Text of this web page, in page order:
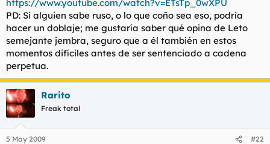
https://www.youtube.com/watch?v=ETsTp_0wXPU
PD: Si alguien sabe ruso, o lo que coño sea eso, podría
hacer un doblaje; me gustaría saber qué opina de Leto
semejante jembra, seguro que a él también en estos
momentos difíciles antes de ser sentenciado a cadena
perpetua.
Rarito
Freak total
5 May 2009 #22